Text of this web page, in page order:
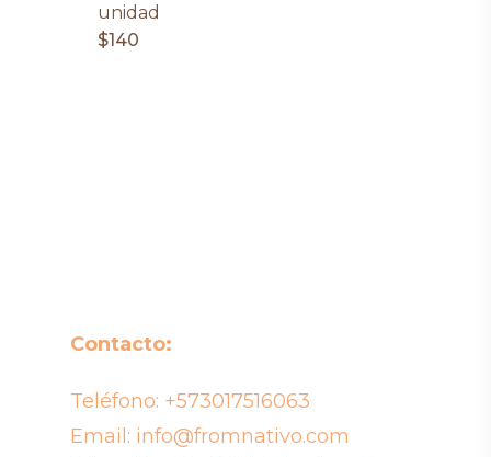
unidad
$140
Contacto:
Teléfono: +573017516063
Email: info@fromnativo.com